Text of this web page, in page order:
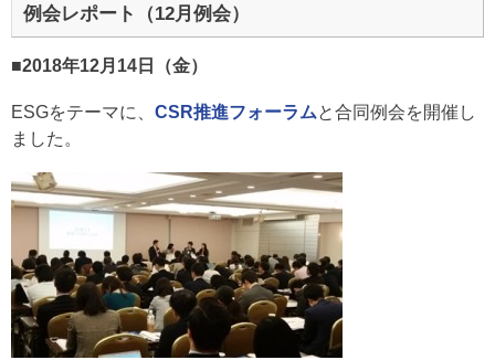
例会レポート（12月例会）
■2018年12月14日（金）
ESGをテーマに、 CSR推進フォーラムと合同例会を開催し
ました。